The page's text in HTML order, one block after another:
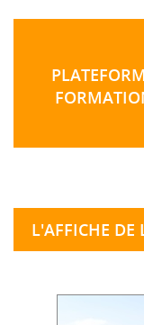
L'AFFICHE DE